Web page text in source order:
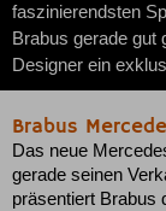
faszinierendsten
Brabus gerade gut
Designer ein
Brabus
Das neue
gerade seinen
präsentiert Brabus